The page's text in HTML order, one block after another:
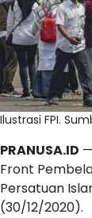
Ilustrasi FPI.
PRANUSA.ID
Front
Persatuan
(30/12/2020).